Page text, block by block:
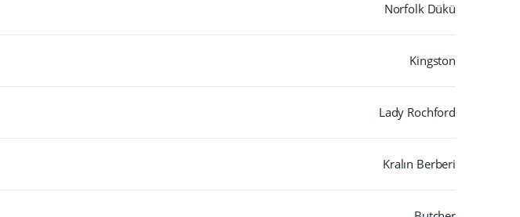
Norfolk Dükü
Kingston
Lady Rochford
Kralın Berberi